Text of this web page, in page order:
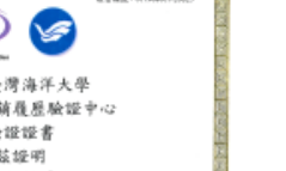
Size/Package: 150-200g / 1 piece
Size/Package: 200-250g / 1 piece
Size/Package: 250-300g / 1 piece
Size/Package: 300-350g / 1 piece
Product Status: Whole round・